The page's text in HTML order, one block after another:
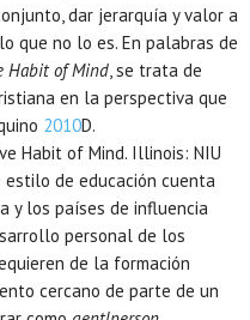
dar jerarquía y valor a
que no lo es. En palabras de
Habit of Mind, se trata de
en la perspectiva que
2010D.
Habit of Mind. Illinois: NIU
estilo de educación cuenta
y los países de influencia
personal de los
de la formación
cercano de parte de un